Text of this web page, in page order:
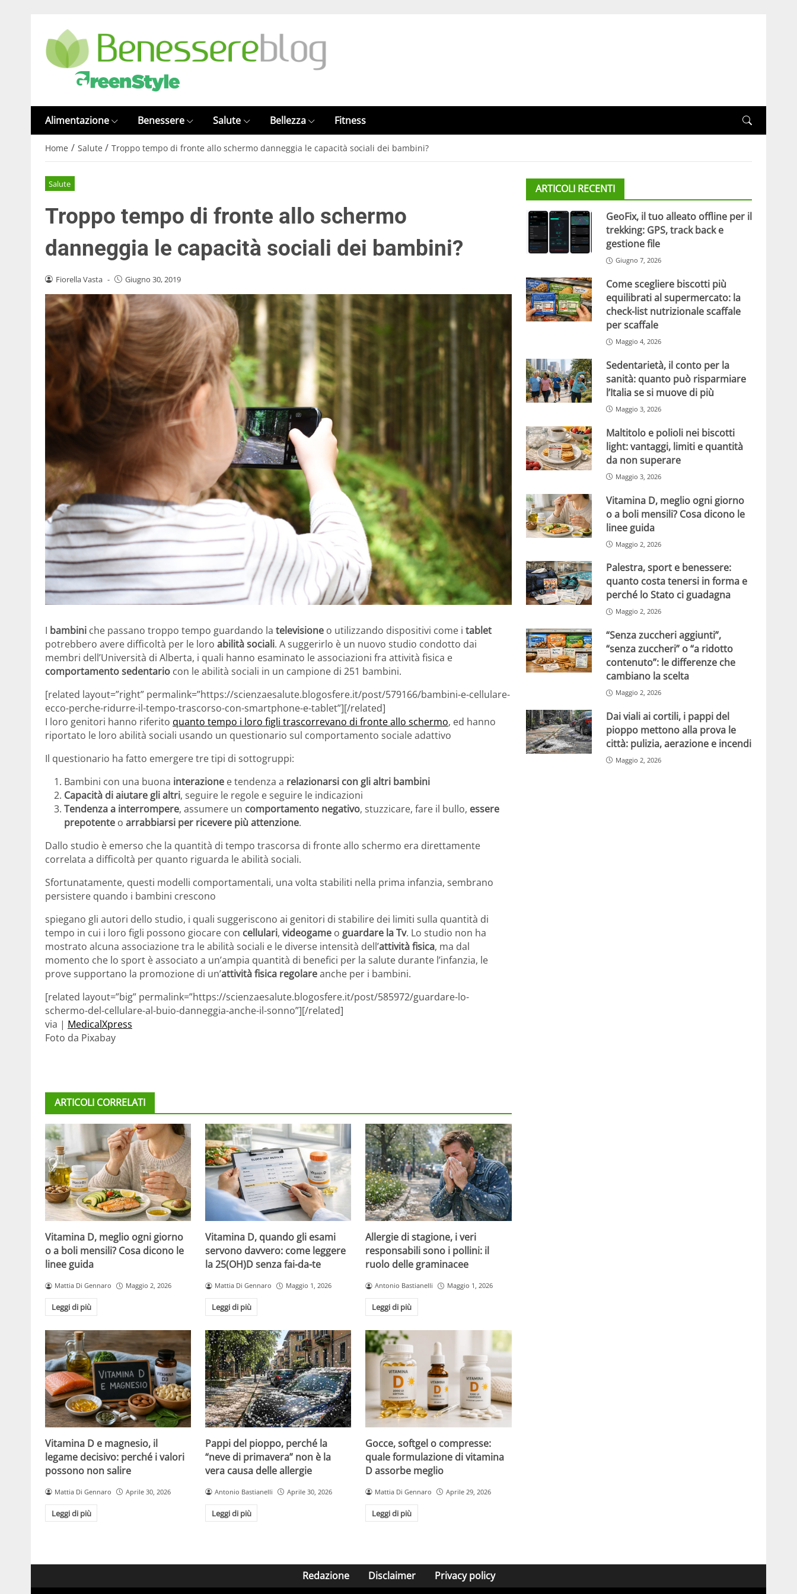
Alimentazione Benessere Salute Bellezza Fitness
Home / Salute / Troppo tempo di fronte allo schermo danneggia le capacità sociali dei bambini?
Salute
Troppo tempo di fronte allo schermo
danneggia le capacità sociali dei bambini?
Fiorella Vasta - Giugno 30, 2019
I bambini che passano troppo tempo guardando la televisione o utilizzando dispositivi come i tablet
potrebbero avere difficoltà per le loro abilità sociali. A suggerirlo è un nuovo studio condotto dai
membri dell’Università di Alberta, i quali hanno esaminato le associazioni fra attività fisica e
comportamento sedentario con le abilità sociali in un campione di 251 bambini.
[related layout=”right” permalink=”https://scienzaesalute.blogosfere.it/post/579166/bambini-e-cellulare-
ecco-perche-ridurre-il-tempo-trascorso-con-smartphone-e-tablet”][/related]
I loro genitori hanno riferito quanto tempo i loro figli trascorrevano di fronte allo schermo, ed hanno
riportato le loro abilità sociali usando un questionario sul comportamento sociale adattivo
Il questionario ha fatto emergere tre tipi di sottogruppi:
Bambini con una buona interazione e tendenza a relazionarsi con gli altri bambini
Capacità di aiutare gli altri, seguire le regole e seguire le indicazioni
Tendenza a interrompere, assumere un comportamento negativo, stuzzicare, fare il bullo, essere
prepotente o arrabbiarsi per ricevere più attenzione.
Dallo studio è emerso che la quantità di tempo trascorsa di fronte allo schermo era direttamente
correlata a difficoltà per quanto riguarda le abilità sociali.
Sfortunatamente, questi modelli comportamentali, una volta stabiliti nella prima infanzia, sembrano
persistere quando i bambini crescono
spiegano gli autori dello studio, i quali suggeriscono ai genitori di stabilire dei limiti sulla quantità di
tempo in cui i loro figli possono giocare con cellulari, videogame o guardare la Tv. Lo studio non ha
mostrato alcuna associazione tra le abilità sociali e le diverse intensità dell’attività fisica, ma dal
momento che lo sport è associato a un’ampia quantità di benefici per la salute durante l’infanzia, le
prove supportano la promozione di un’attività fisica regolareanche per i bambini.
[related layout=”big” permalink=”https://scienzaesalute.blogosfere.it/post/585972/guardare-lo-
schermo-del-cellulare-al-buio-danneggia-anche-il-sonno”][/related]
via | MedicalXpress
Foto da Pixabay
ARTICOLI CORRELATI
Vitamina D, meglio ogni giorno
o a boli mensili? Cosa dicono le
linee guida
Mattia Di Gennaro Maggio 2, 2026
Leggi di più
Vitamina D, quando gli esami
servono davvero: come leggere
la 25(OH)D senza fai-da-te
Mattia Di Gennaro Maggio 1, 2026
Leggi di più
Allergie di stagione, i veri
responsabili sono i pollini: il
ruolo delle graminacee
Antonio Bastianelli Maggio 1, 2026
Leggi di più
Vitamina D e magnesio, il
legame decisivo: perché i valori
possono non salire
Mattia Di Gennaro Aprile 30, 2026
Leggi di più
Pappi del pioppo, perché la
“neve di primavera” non è la
vera causa delle allergie
Antonio Bastianelli Aprile 30, 2026
Leggi di più
Gocce, softgel o compresse:
quale formulazione di vitamina
D assorbe meglio
Mattia Di Gennaro Aprile 29, 2026
Leggi di più
ARTICOLI RECENTI
GeoFix, il tuo alleato offline per il
trekking: GPS, track back e
gestione file
Giugno 7, 2026
Come scegliere biscotti più
equilibrati al supermercato: la
check-list nutrizionale scaffale
per scaffale
Maggio 4, 2026
Sedentarietà, il conto per la
sanità: quanto può risparmiare
l’Italia se si muove di più
Maggio 3, 2026
Maltitolo e polioli nei biscotti
light: vantaggi, limiti e quantità
da non superare
Maggio 3, 2026
Vitamina D, meglio ogni giorno
o a boli mensili? Cosa dicono le
linee guida
Maggio 2, 2026
Palestra, sport e benessere:
quanto costa tenersi in forma e
perché lo Stato ci guadagna
Maggio 2, 2026
“Senza zuccheri aggiunti”,
“senza zuccheri” o “a ridotto
contenuto”: le differenze che
cambiano la scelta
Maggio 2, 2026
Dai viali ai cortili, i pappi del
pioppo mettono alla prova le
città: pulizia, aerazione e incendi
Maggio 2, 2026
Redazione Disclaimer Privacy policy